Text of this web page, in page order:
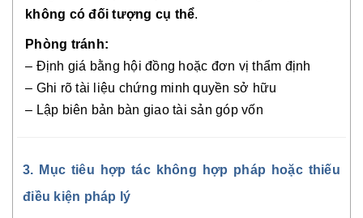
không có đối tượng cụ thể.
Phòng tránh:
– Định giá bằng hội đồng hoặc đơn vị thẩm định
– Ghi rõ tài liệu chứng minh quyền sở hữu
– Lập biên bản bàn giao tài sản góp vốn
3. Mục tiêu hợp tác không hợp pháp hoặc thiếu
điều kiện pháp lý